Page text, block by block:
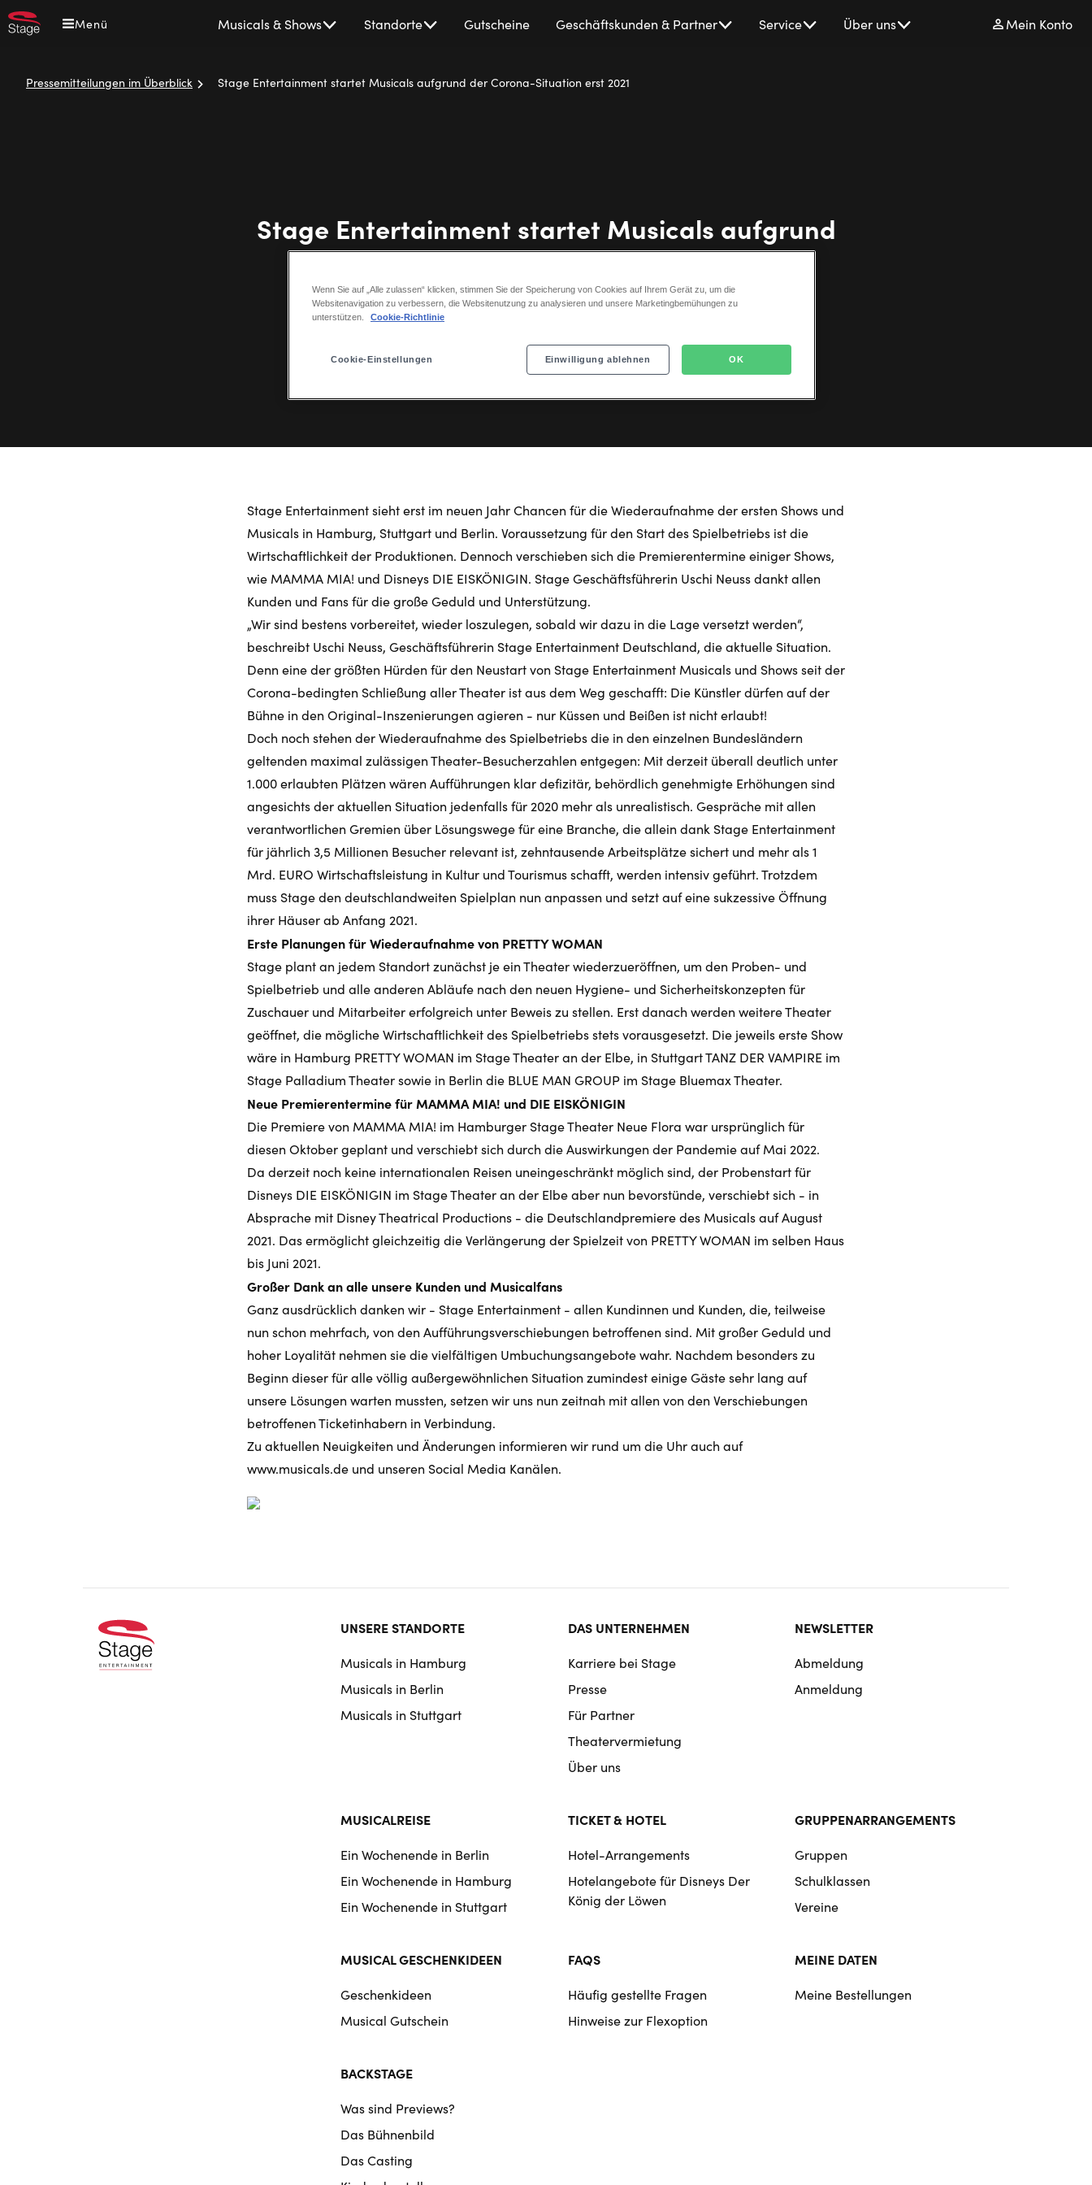
Direkt
zum
Menü
navigation
Musicals & Shows Standorte Gutscheine Geschäftskunden & Partner Service Über uns Mein Konto
Pfadnavigation
Pressemitteilungen im Überblick Stage Entertainment startet Musicals aufgrund der Corona-Situation erst 2021
Stage Entertainment startet Musicals aufgrund
der Corona-Situation erst 2021
Stage Entertainment sieht erst im neuen Jahr Chancen für die Wiederaufnahme der ersten Shows und
Musicals in Hamburg, Stuttgart und Berlin. Voraussetzung für den Start des Spielbetriebs ist die
Wirtschaftlichkeit der Produktionen. Dennoch verschieben sich die Premierentermine einiger Shows,
wie MAMMA MIA! und Disneys DIE EISKÖNIGIN. Stage Geschäftsführerin Uschi Neuss dankt allen
Kunden und Fans für die große Geduld und Unterstützung.
„Wir sind bestens vorbereitet, wieder loszulegen, sobald wir dazu in die Lage versetzt werden“,
beschreibt Uschi Neuss, Geschäftsführerin Stage Entertainment Deutschland, die aktuelle Situation.
Denn eine der größten Hürden für den Neustart von Stage Entertainment Musicals und Shows seit der
Corona-bedingten Schließung aller Theater ist aus dem Weg geschafft: Die Künstler dürfen auf der
Bühne in den Original-Inszenierungen agieren - nur Küssen und Beißen ist nicht erlaubt!
Doch noch stehen der Wiederaufnahme des Spielbetriebs die in den einzelnen Bundesländern
geltenden maximal zulässigen Theater-Besucherzahlen entgegen: Mit derzeit überall deutlich unter
1.000 erlaubten Plätzen wären Aufführungen klar defizitär, behördlich genehmigte Erhöhungen sind
angesichts der aktuellen Situation jedenfalls für 2020 mehr als unrealistisch. Gespräche mit allen
verantwortlichen Gremien über Lösungswege für eine Branche, die allein dank Stage Entertainment
für jährlich 3,5 Millionen Besucher relevant ist, zehntausende Arbeitsplätze sichert und mehr als 1
Mrd. EURO Wirtschaftsleistung in Kultur und Tourismus schafft, werden intensiv geführt. Trotzdem
muss Stage den deutschlandweiten Spielplan nun anpassen und setzt auf eine sukzessive Öffnung
ihrer Häuser ab Anfang 2021.
Erste Planungen für Wiederaufnahme von PRETTY WOMAN
Stage plant an jedem Standort zunächst je ein Theater wiederzueröffnen, um den Proben- und
Spielbetrieb und alle anderen Abläufe nach den neuen Hygiene- und Sicherheitskonzepten für
Zuschauer und Mitarbeiter erfolgreich unter Beweis zu stellen. Erst danach werden weitere Theater
geöffnet, die mögliche Wirtschaftlichkeit des Spielbetriebs stets vorausgesetzt. Die jeweils erste Show
wäre in Hamburg PRETTY WOMAN im Stage Theater an der Elbe, in Stuttgart TANZ DER VAMPIRE im
Stage Palladium Theater sowie in Berlin die BLUE MAN GROUP im Stage Bluemax Theater.
Neue Premierentermine für MAMMA MIA! und DIE EISKÖNIGIN
Die Premiere von MAMMA MIA! im Hamburger Stage Theater Neue Flora war ursprünglich für
diesen Oktober geplant und verschiebt sich durch die Auswirkungen der Pandemie auf Mai 2022.
Da derzeit noch keine internationalen Reisen uneingeschränkt möglich sind, der Probenstart für
Disneys DIE EISKÖNIGIN im Stage Theater an der Elbe aber nun bevorstünde, verschiebt sich - in
Absprache mit Disney Theatrical Productions - die Deutschlandpremiere des Musicals auf August
2021. Das ermöglicht gleichzeitig die Verlängerung der Spielzeit von PRETTY WOMAN im selben Haus
bis Juni 2021.
Großer Dank an alle unsere Kunden und Musicalfans
Ganz ausdrücklich danken wir - Stage Entertainment - allen Kundinnen und Kunden, die, teilweise
nun schon mehrfach, von den Aufführungsverschiebungen betroffenen sind. Mit großer Geduld und
hoher Loyalität nehmen sie die vielfältigen Umbuchungsangebote wahr. Nachdem besonders zu
Beginn dieser für alle völlig außergewöhnlichen Situation zumindest einige Gäste sehr lang auf
unsere Lösungen warten mussten, setzen wir uns nun zeitnah mit allen von den Verschiebungen
betroffenen Ticketinhabern in Verbindung.
Zu aktuellen Neuigkeiten und Änderungen informieren wir rund um die Uhr auch auf
www.musicals.de und unseren Social Media Kanälen.
Footer
navigation
UNSERE STANDORTE
Musicals in Hamburg
Musicals in Berlin
Musicals in Stuttgart
DAS UNTERNEHMEN
Karriere bei Stage
Presse
Für Partner
Theatervermietung
Über uns
NEWSLETTER
Abmeldung
Anmeldung
MUSICALREISE
Ein Wochenende in Berlin
Ein Wochenende in Hamburg
Ein Wochenende in Stuttgart
TICKET & HOTEL
Hotel-Arrangements
Hotelangebote für Disneys Der
König der Löwen
GRUPPENARRANGEMENTS
Gruppen
Schulklassen
Vereine
MUSICAL GESCHENKIDEEN
Geschenkideen
Musical Gutschein
FAQS
Häufig gestellte Fragen
Hinweise zur Flexoption
MEINE DATEN
Meine Bestellungen
BACKSTAGE
Was sind Previews?
Das Bühnenbild
Das Casting
Wenn Sie auf „Alle zulassen“ klicken, stimmen Sie der Speicherung von Cookies auf Ihrem Gerät zu, um die
Websitenavigation zu verbessern, die Websitenutzung zu analysieren und unsere Marketingbemühungen zu
unterstützen.
Cookie-Richtlinie
Cookie-Einstellungen Einwilligung ablehnen OK